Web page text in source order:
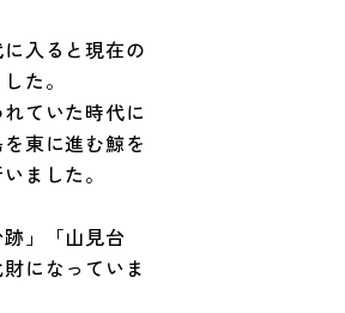
入ると現在の
た。
ていた時代に
東に進む鯨を
ました。
」「山見台
になっていま